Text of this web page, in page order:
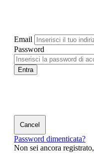
Email
Password
Entra
Cancel
Password dimenticata?
Non sei ancora registrato,